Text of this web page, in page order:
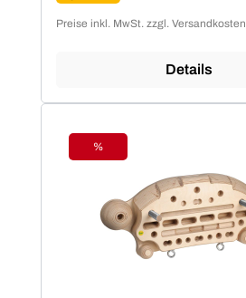
Preise inkl. MwSt. zzgl. Versandkosten
Details
Rabatt
%